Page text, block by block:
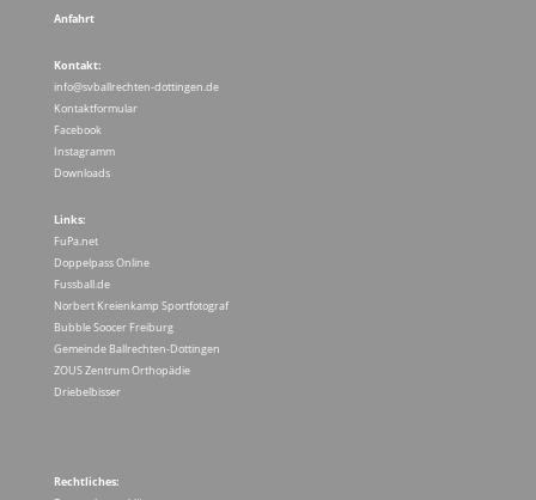
Anfahrt
Kontakt:
info@svballrechten-dottingen.de
Kontaktformular
Facebook
Instagramm
Downloads
Links:
FuPa.net
Doppelpass Online
Fussball.de
Norbert Kreienkamp Sportfotograf
Bubble Soocer Freiburg
Gemeinde Ballrechten-Dottingen
ZOUS Zentrum Orthopädie
Driebelbisser
Rechtliches: